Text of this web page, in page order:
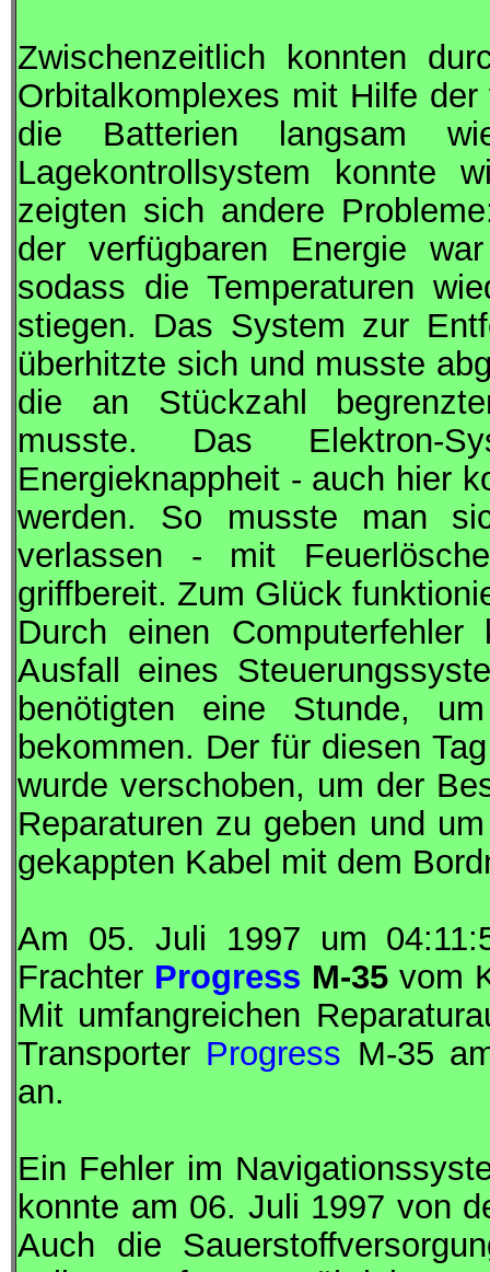
Zwischenzeitlich konnten
Orbitalkomplexes mit Hilfe
die Batterien langsam
Lagekontrollsystem konnte
zeigten sich andere
der verfügbaren Energie
sodass die Temperaturen
stiegen. Das System zur
überhitzte sich und musste
die an Stückzahl
musste. Das
Energieknappheit - auch hier
werden. So musste man
verlassen - mit
griffbereit. Zum Glück
Durch einen
Ausfall eines
benötigten eine Stunde,
bekommen. Der für diesen
wurde verschoben, um der
Reparaturen zu geben und
gekappten Kabel mit dem
Am 05. Juli 1997 um
Frachter Progress M-35 vom
Mit umfangreichen
Transporter Progress M-35
an.
Ein Fehler im
konnte am 06. Juli 1997 von
Auch die